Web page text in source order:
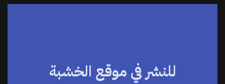
للنشر في موقع الخشبة